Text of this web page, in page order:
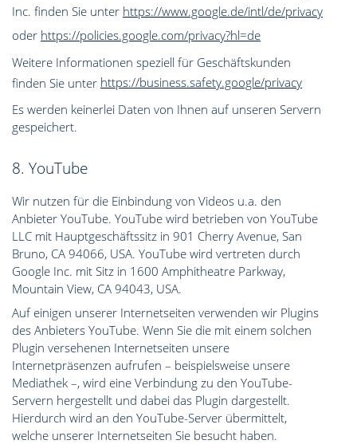
Inc. finden Sie unter https://www.google.de/intl/de/privacy
oder https://policies.google.com/privacy?hl=de
Weitere Informationen speziell für Geschäftskunden
finden Sie unter https://business.safety.google/privacy
Es werden keinerlei Daten von Ihnen auf unseren Servern
gespeichert.
8. YouTube
Wir nutzen für die Einbindung von Videos u.a. den
Anbieter YouTube. YouTube wird betrieben von YouTube
LLC mit Hauptgeschäftssitz in 901 Cherry Avenue, San
Bruno, CA 94066, USA. YouTube wird vertreten durch
Google Inc. mit Sitz in 1600 Amphitheatre Parkway,
Mountain View, CA 94043, USA.
Auf einigen unserer Internetseiten verwenden wir Plugins
des Anbieters YouTube. Wenn Sie die mit einem solchen
Plugin versehenen Internetseiten unsere
Internetpräsenzen aufrufen – beispielsweise unsere
Mediathek –, wird eine Verbindung zu den YouTube-
Servern hergestellt und dabei das Plugin dargestellt.
Hierdurch wird an den YouTube-Server übermittelt,
welche unserer Internetseiten Sie besucht haben.